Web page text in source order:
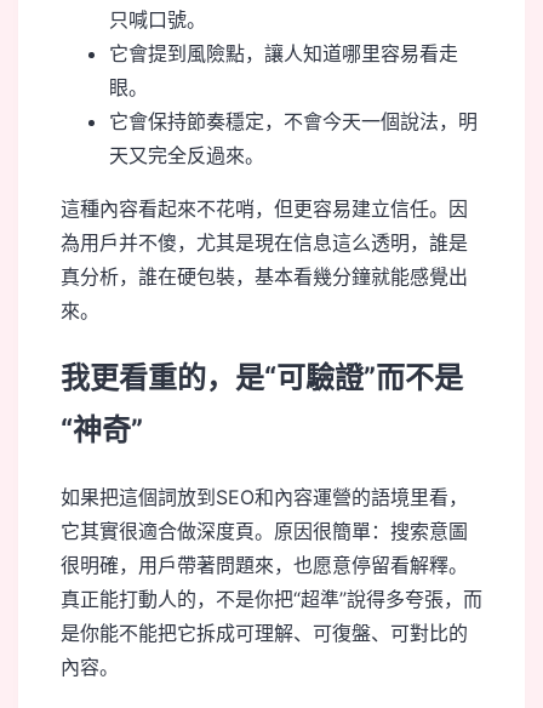
只喊口號。
它會提到風險點，讓人知道哪里容易看走
眼。
它會保持節奏穩定，不會今天一個說法，明
天又完全反過來。
這種內容看起來不花哨，但更容易建立信任。因
為用戶并不傻，尤其是現在信息這么透明，誰是
真分析，誰在硬包裝，基本看幾分鐘就能感覺出
來。
我更看重的，是“可驗證”而不是
“神奇”
如果把這個詞放到SEO和內容運營的語境里看，
它其實很適合做深度頁。原因很簡單：搜索意圖
很明確，用戶帶著問題來，也愿意停留看解釋。
真正能打動人的，不是你把“超準”說得多夸張，而
是你能不能把它拆成可理解、可復盤、可對比的
內容。